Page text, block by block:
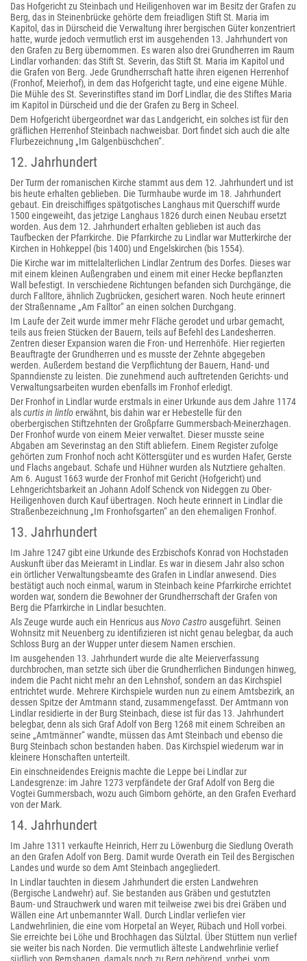
Das Hofgericht zu Steinbach und Heiligenhoven war im Besitz der Grafen zu
Berg, das in Steinenbrücke gehörte dem freiadligen Stift St. Maria im
Kapitol, das in Dürscheid die Verwaltung ihrer bergischen Güter konzentriert
hatte, wurde jedoch vermutlich erst im ausgehenden 13. Jahrhundert von
den Grafen zu Berg übernommen. Es waren also drei Grundherren im Raum
Lindlar vorhanden: das Stift St. Severin, das Stift St. Maria im Kapitol und
die Grafen von Berg. Jede Grundherrschaft hatte ihren eigenen Herrenhof
(Fronhof, Meierhof), in dem das Hofgericht tagte, und eine eigene Mühle.
Die Mühle des St. Severinstiftes stand im Dorf Lindlar, die des Stiftes Maria
im Kapitol in Dürscheid und die der Grafen zu Berg in Scheel.
Dem Hofgericht übergeordnet war das Landgericht, ein solches ist für den
gräflichen Herrenhof Steinbach nachweisbar. Dort findet sich auch die alte
Flurbezeichnung „Im Galgenbüschchen“.
12. Jahrhundert
Der Turm der romanischen Kirche stammt aus dem 12. Jahrhundert und ist
bis heute erhalten geblieben. Die Turmhaube wurde im 18. Jahrhundert
gebaut. Ein dreischiffiges spätgotisches Langhaus mit Querschiff wurde
1500 eingeweiht, das jetzige Langhaus 1826 durch einen Neubau ersetzt
worden. Aus dem 12. Jahrhundert erhalten geblieben ist auch das
Taufbecken der Pfarrkirche. Die Pfarrkirche zu Lindlar war Mutterkirche der
Kirchen in Hohkeppel (bis 1400) und Engelskirchen (bis 1554).
Die Kirche war im mittelalterlichen Lindlar Zentrum des Dorfes. Dieses war
mit einem kleinen Außengraben und einem mit einer Hecke bepflanzten
Wall befestigt. In verschiedene Richtungen befanden sich Durchgänge, die
durch Falltore, ähnlich Zugbrücken, gesichert waren. Noch heute erinnert
der Straßenname „Am Falltor“ an einen solchen Durchgang.
Im Laufe der Zeit wurde immer mehr Fläche gerodet und urbar gemacht,
teils aus freien Stücken der Bauern, teils auf Befehl des Landesherren.
Zentren dieser Expansion waren die Fron- und Herrenhöfe. Hier regierten
Beauftragte der Grundherren und es musste der Zehnte abgegeben
werden. Außerdem bestand die Verpflichtung der Bauern, Hand- und
Spanndienste zu leisten. Die zunehmend auch auftretenden Gerichts- und
Verwaltungsarbeiten wurden ebenfalls im Fronhof erledigt.
Der Fronhof in Lindlar wurde erstmals in einer Urkunde aus dem Jahre 1174
alscurtis in lintloerwähnt, bis dahin war er Hebestelle für den
oberbergischen Stiftzehnten der Großpfarre Gummersbach-Meinerzhagen.
Der Fronhof wurde von einem Meier verwaltet. Dieser musste seine
Abgaben am Severinstag an den Stift abliefern. Einem Register zufolge
gehörten zum Fronhof noch acht Köttersgüter und es wurden Hafer, Gerste
und Flachs angebaut. Schafe und Hühner wurden als Nutztiere gehalten.
Am 6. August 1663 wurde der Fronhof mit Gericht (Hofgericht) und
Lehngerichtsbarkeit an Johann Adolf Schenck von Nideggen zu Ober-
Heiligenhoven durch Kauf übertragen. Noch heute erinnert in Lindlar die
Straßenbezeichnung „Im Fronhofsgarten“ an den ehemaligen Fronhof.
13. Jahrhundert
Im Jahre 1247 gibt eine Urkunde des Erzbischofs Konrad von Hochstaden
Auskunft über das Meieramt in Lindlar. Es war in diesem Jahr also schon
ein örtlicher Verwaltungsbeamte des Grafen in Lindlar anwesend. Dies
bestätigt auch noch einmal, warum in Steinbach keine Pfarrkirche errichtet
worden war, sondern die Bewohner der Grundherrschaft der Grafen von
Berg die Pfarrkirche in Lindlar besuchten.
Als Zeuge wurde auch ein Henricus ausNovo Castroausgeführt. Seinen
Wohnsitz mit Neuenberg zu identifizieren ist nicht genau belegbar, da auch
Schloss Burg an der Wupper unter diesem Namen erschien.
Im ausgehenden 13. Jahrhundert wurde die alte Meierverfassung
durchbrochen, man setzte sich über die Grundherrlichen Bindungen hinweg,
indem die Pacht nicht mehr an den Lehnshof, sondern an das Kirchspiel
entrichtet wurde. Mehrere Kirchspiele wurden nun zu einem Amtsbezirk, an
dessen Spitze der Amtmann stand, zusammengefasst. Der Amtmann von
Lindlar residierte in der Burg Steinbach, diese ist für das 13. Jahrhundert
belegbar, denn als sich Graf Adolf von Berg 1268 mit einem Schreiben an
seine „Amtmänner“ wandte, müssen das Amt Steinbach und ebenso die
Burg Steinbach schon bestanden haben. Das Kirchspiel wiederum war in
kleinere Honschaften unterteilt.
Ein einschneidendes Ereignis machte die Leppe bei Lindlar zur
Landesgrenze: im Jahre 1273 verpfändete der Graf Adolf von Berg die
Vogtei Gummersbach, wozu auch Gimborn gehörte, an den Grafen Everhard
von der Mark.
14. Jahrhundert
Im Jahre 1311 verkaufte Heinrich, Herr zu Löwenburg die Siedlung Overath
an den Grafen Adolf von Berg. Damit wurde Overath ein Teil des Bergischen
Landes und wurde so dem Amt Steinbach angegliedert.
In Lindlar tauchten in diesem Jahrhundert die ersten Landwehren
(Bergische Landwehr) auf. Sie bestanden aus Gräben und gestutzten
Baum- und Strauchwerk und waren mit teilweise zwei bis drei Gräben und
Wällen eine Art unbemannter Wall. Durch Lindlar verliefen vier
Landwehrlinien, die eine vom Horpetal an Weyer, Rübach und Holl vorbei.
Sie erreichte bei Löhe und Brochhagen das Sülztal. Über Stüttem nun verlief
sie weiter bis nach Norden. Die vermutlich älteste Landwehrlinie verlief